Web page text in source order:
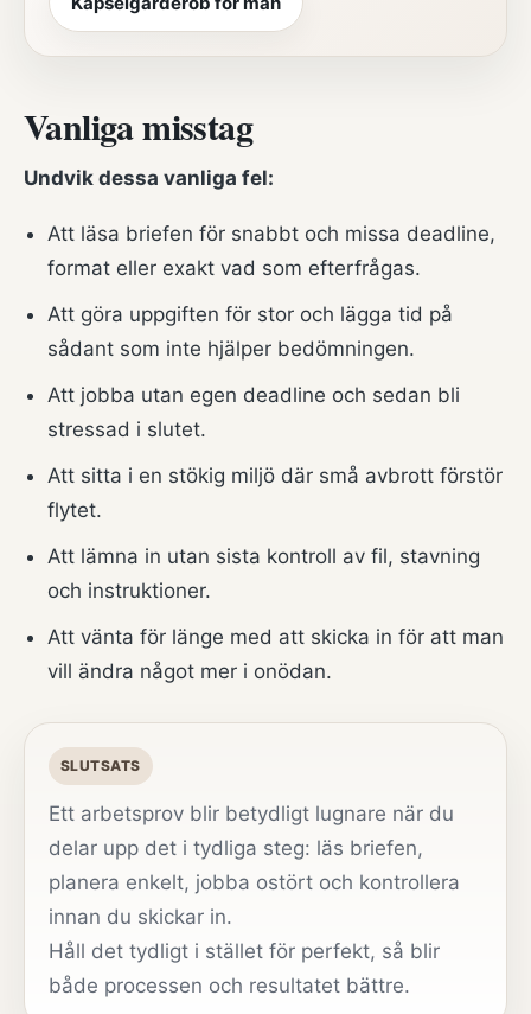
Vanliga misstag
Undvik dessa vanliga fel:
Att läsa briefen för snabbt och missa deadline,
format eller exakt vad som efterfrågas.
Att göra uppgiften för stor och lägga tid på
sådant som inte hjälper bedömningen.
Att jobba utan egen deadline och sedan bli
stressad i slutet.
Att sitta i en stökig miljö där små avbrott förstör
flytet.
Att lämna in utan sista kontroll av fil, stavning
och instruktioner.
Att vänta för länge med att skicka in för att man
vill ändra något mer i onödan.
SLUTSATS
Ett arbetsprov blir betydligt lugnare när du
delar upp det i tydliga steg: läs briefen,
planera enkelt, jobba ostört och kontrollera
innan du skickar in.
Håll det tydligt i stället för perfekt, så blir
både processen och resultatet bättre.